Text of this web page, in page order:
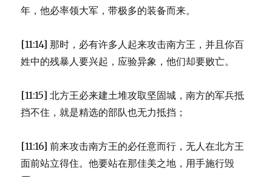
年，他必率领大军，带极多的装备而来。
[11:14] 那时，必有许多人起来攻击南方王，并且你百
姓中的残暴人要兴起，应验异象，他们却要败亡。
[11:15] 北方王必来建土堆攻取坚固城，南方的军兵抵
挡不住，就是精选的部队也无力抵挡；
[11:16] 前来攻击南方王的必任意而行，无人在北方王
面前站立得住。他要站在那佳美之地，用手施行毁